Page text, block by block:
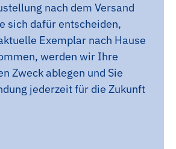
nach dem Versand
sich dafür entscheiden,
Exemplar nach Hause
werden wir Ihre
Zweck ablegen und Sie
jederzeit für die Zukunft